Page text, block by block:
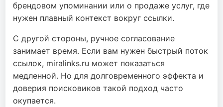
брендовом упоминании или о продаже услуг, где
нужен плавный контекст вокруг ссылки.
С другой стороны, ручное согласование
занимает время. Если вам нужен быстрый поток
ссылок, miralinks.ru может показаться
медленной. Но для долговременного эффекта и
доверия поисковиков такой подход часто
окупается.